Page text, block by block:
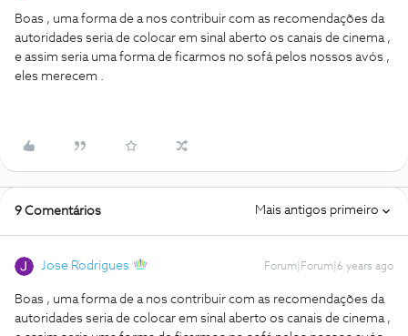
Boas , uma forma de a nos contribuir com as recomendações da
autoridades seria de colocar em sinal aberto os canais de cinema ,
e assim seria uma forma de ficarmos no sofá pelos nossos avós ,
eles merecem .
9 Comentários Mais antigos primeiro
Jose Rodrigues Forum|Forum|6 years ago
Boas , uma forma de a nos contribuir com as recomendações da
autoridades seria de colocar em sinal aberto os canais de cinema ,